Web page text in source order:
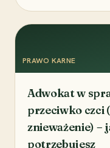
PRAWO KARNE
Adwokat w
przeciwko czci
znieważenie) –
potrzebujesz